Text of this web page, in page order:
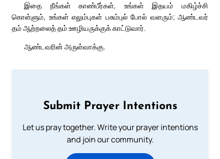
இதை நீங்கள் காண்பீர்கள், உங்கள் இதயம் மகிழ்ச்சி
கொள்ளும், உங்கள் எலும்புகள் பசும்புல் போல் வளரும்; ஆண்டவர்
தம் ஆற்றலைத் தம் ஊழியருக்குக் காட்டுவார்.
ஆண்டவரின் அருள்வாக்கு.
Submit Prayer Intentions
Let us pray together. Write your prayer intentions
and join our community.